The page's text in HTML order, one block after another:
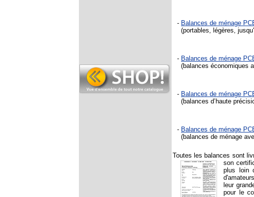
- Balances de ménage
(portables, légères,
- Balances de ménage
(balances économiques
- Balances de ménage
(balances d’haute
- Balances de ménage
(balances de ménage
Toutes les balances sont
son
plus loin
leur
pour le